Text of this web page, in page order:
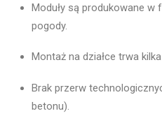
Moduły są produkowane w
pogody.
Montaż na działce trwa
Brak przerw
betonu).